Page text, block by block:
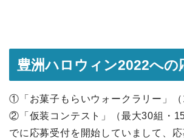
豊洲ハロウィン2022への
①「お菓子もらいウォークラリー」（
②「仮装コンテスト」（最大30組・
でに応募受付を開始していまして、